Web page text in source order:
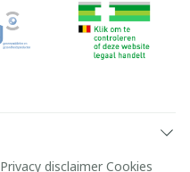
Privacy disclaimer Cookies